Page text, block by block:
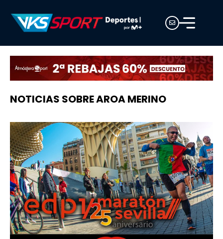
NOTICIAS SOBRE AROA MERINO